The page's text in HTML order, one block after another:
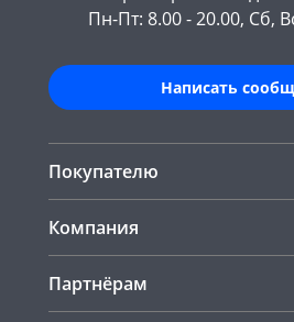
Пн-Пт: 8.00 - 20.00, Сб,
Написать
Покупателю
Компания
Партнёрам